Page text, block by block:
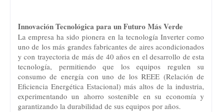
Innovación Tecnológica para un Futuro Más Verde
La empresa ha sido pionera en la tecnología Inverter como
uno de los más grandes fabricantes de aires acondicionados
y con trayectoria de más de 40 años en el desarrollo de esta
tecnología, permitiendo que los equipos regulen su
consumo de energía con uno de los REEE (Relación de
Eficiencia Energética Estacional) más altos de la industria,
experimentando un ahorro sostenible en su economía y
garantizando la durabilidad de sus equipos por años.